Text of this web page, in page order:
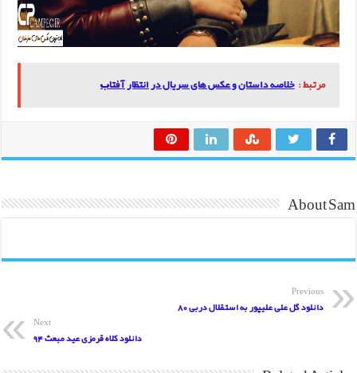
مرتبط : خلاصه داستان و عکس های سریال در انتظار آفتاب
About Sam
Previous
دانلود گل علی علیپور به استقلال دربی 80
Next
دانلود کلاه قرمزی عید مبعث 94